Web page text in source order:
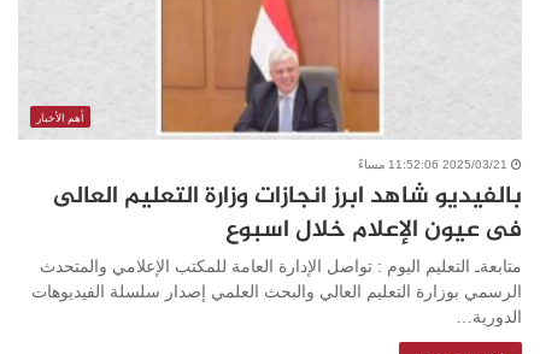
أهم الأخبار
2025/03/21 11:52:06 مساءً
بالفيديو شاهد ابرز انجازات وزارة التعليم العالى
فى عيون الإعلام خلال اسبوع
متابعةـ التعليم اليوم : تواصل الإدارة العامة للمكتب الإعلامي والمتحدث
الرسمي بوزارة التعليم العالي والبحث العلمي إصدار سلسلة الفيديوهات
الدورية…